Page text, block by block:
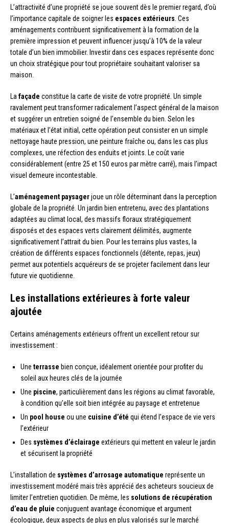
L’attractivité d’une propriété se joue souvent dès le premier regard, d’où
l’importance capitale de soigner les espaces extérieurs . Ces
aménagements contribuent significativement à la formation de la
première impression et peuvent influencer jusqu’à 10% de la valeur
totale d’un bien immobilier. Investir dans ces espaces représente donc
un choix stratégique pour tout propriétaire souhaitant valoriser sa
maison.
La façade constitue la carte de visite de votre propriété. Un simple
ravalement peut transformer radicalement l’aspect général de la maison
et suggérer un entretien soigné de l’ensemble du bien. Selon les
matériaux et l’état initial, cette opération peut consister en un simple
nettoyage haute pression, une peinture fraîche ou, dans les cas plus
complexes, une réfection des enduits et joints. Le coût varie
considérablement (entre 25 et 150 euros par mètre carré), mais l’impact
visuel demeure incontestable.
L’aménagement paysagerjoue un rôle déterminant dans la perception
globale de la propriété. Un jardin bien entretenu, avec des plantations
adaptées au climat local, des massifs floraux stratégiquement
disposés et des espaces verts clairement délimités, augmente
significativement l’attrait du bien. Pour les terrains plus vastes, la
création de différents espaces fonctionnels (détente, repas, jeux)
permet aux potentiels acquéreurs de se projeter facilement dans leur
future vie quotidienne.
Les installations extérieures à forte valeur
ajoutée
Certains aménagements extérieurs offrent un excellent retour sur
investissement :
Une terrasse bien conçue, idéalement orientée pour profiter du
soleil aux heures clés de la journée
Une piscine, particulièrement dans les régions au climat favorable,
à condition qu’elle soit bien intégrée au paysage et entretenue
Un pool house ou une cuisine d’été qui étend l’espace de vie vers
l’extérieur
Des systèmes d’éclairage extérieurs qui mettent en valeur le jardin
et sécurisent la propriété
L’installation de systèmes d’arrosage automatique représente un
investissement modéré mais très apprécié des acheteurs soucieux de
limiter l’entretien quotidien. De même, les solutions de récupération
d’eau de pluie conjuguent avantage économique et argument
écologique, deux aspects de plus en plus valorisés sur le marché